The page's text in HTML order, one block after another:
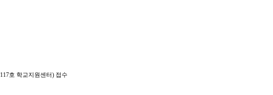
117호 학교지원센터) 접수